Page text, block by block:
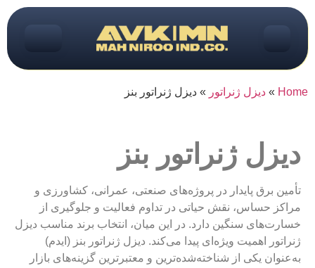
Home
» دیزل ژنراتور » دیزل ژنراتور بنز
دیزل ژنراتور بنز
تأمین برق پایدار در پروژه‌های صنعتی، عمرانی، کشاورزی و
مراکز حساس، نقش حیاتی در تداوم فعالیت و جلوگیری از
خسارت‌های سنگین دارد. در این میان، انتخاب برند مناسب دیزل
ژنراتور اهمیت ویژه‌ای پیدا می‌کند. دیزل ژنراتور بنز (ایدم)
به‌عنوان یکی از شناخته‌شده‌ترین و معتبرترین گزینه‌های بازار